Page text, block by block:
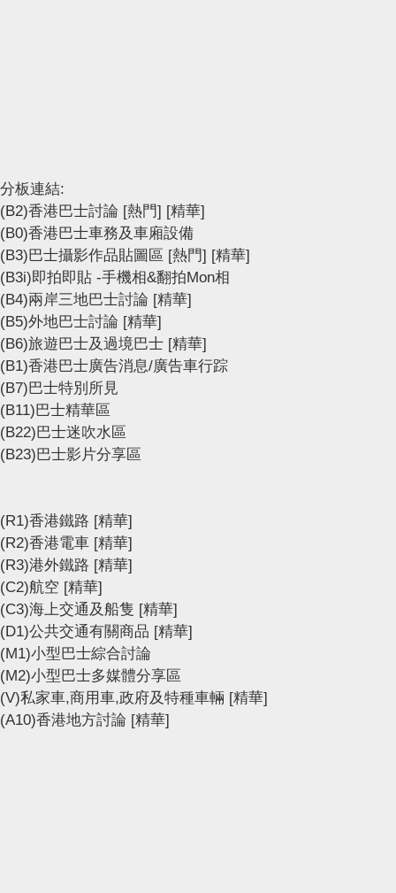
分板連結:
(B2)香港巴士討論 [熱門] [精華]
(B0)香港巴士車務及車廂設備
(B3)巴士攝影作品貼圖區 [熱門] [精華]
(B3i)即拍即貼 -手機相&翻拍Mon相
(B4)兩岸三地巴士討論 [精華]
(B5)外地巴士討論 [精華]
(B6)旅遊巴士及過境巴士 [精華]
(B1)香港巴士廣告消息/廣告車行踪
(B7)巴士特別所見
(B11)巴士精華區
(B22)巴士迷吹水區
(B23)巴士影片分享區
(R1)香港鐵路 [精華]
(R2)香港電車 [精華]
(R3)港外鐵路 [精華]
(C2)航空 [精華]
(C3)海上交通及船隻 [精華]
(D1)公共交通有關商品 [精華]
(M1)小型巴士綜合討論
(M2)小型巴士多媒體分享區
(V)私家車,商用車,政府及特種車輛 [精華]
(A10)香港地方討論 [精華]